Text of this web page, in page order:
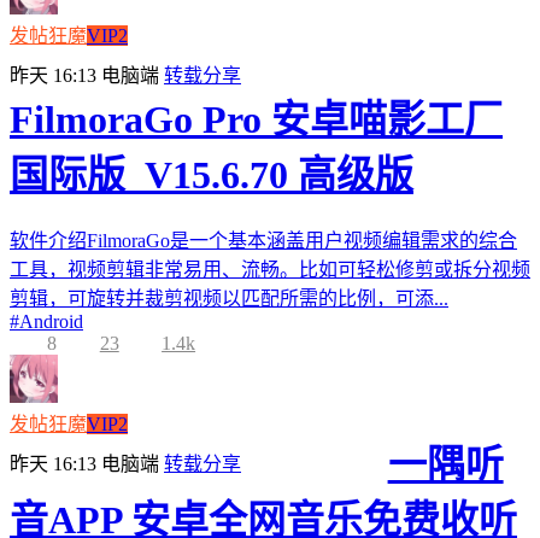
发帖狂魔VIP2
昨天 16:13 电脑端 转载分享
FilmoraGo Pro 安卓喵影工厂
国际版_V15.6.70 高级版
软件介绍FilmoraGo是一个基本涵盖用户视频编辑需求的综合
工具，视频剪辑非常易用、流畅。比如可轻松修剪或拆分视频
剪辑，可旋转并裁剪视频以匹配所需的比例，可添...
#Android
8
23 1.4k
发帖狂魔VIP2
昨天 16:13 电脑端 转载分享
一隅听
音APP 安卓全网音乐免费收听